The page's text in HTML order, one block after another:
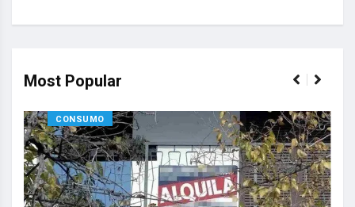
Most Popular
CONSUMO